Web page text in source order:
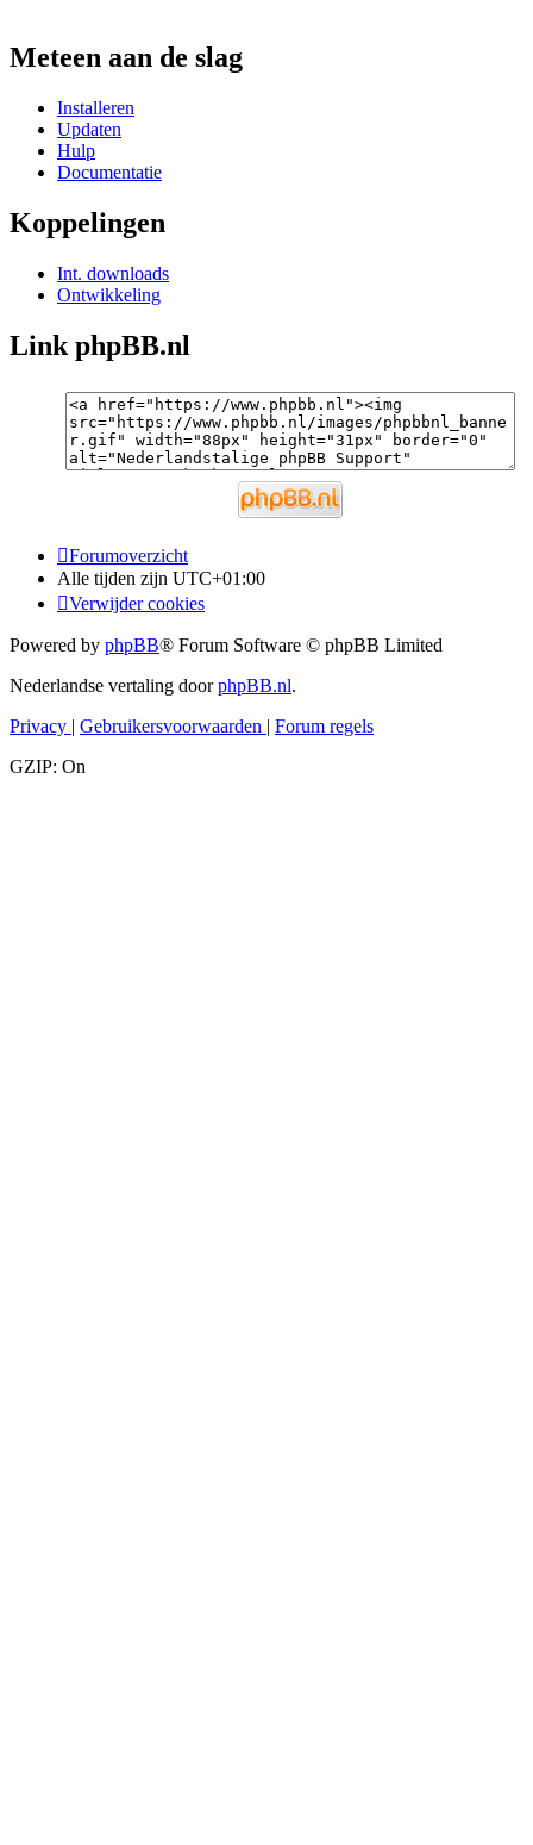
Meteen aan de slag
Installeren
Updaten
Hulp
Documentatie
Koppelingen
Int. downloads
Ontwikkeling
Link phpBB.nl
Forumoverzicht
Alle tijden zijn UTC+01:00
Verwijder cookies
Powered by phpBB® Forum Software © phpBB Limited
Nederlandse vertaling doorphpBB.nl.
Privacy | Gebruikersvoorwaarden | Forum regels
GZIP: On